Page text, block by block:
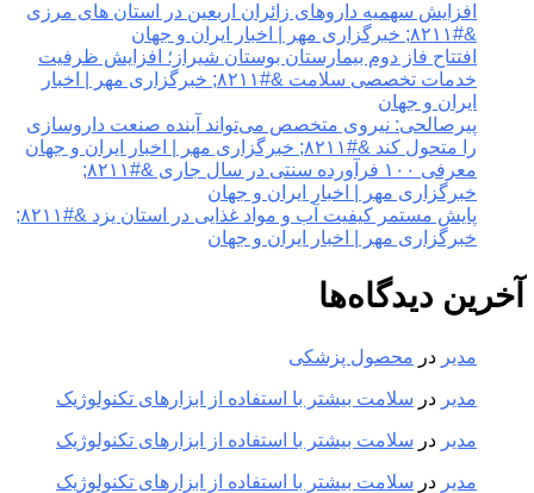
افزایش سهمیه داروهای زائران اربعین در استان های مرزی
&#۸۲۱۱; خبرگزاری مهر | اخبار ایران و جهان
افتتاح فاز دوم بیمارستان بوستان شیراز؛ افزایش ظرفیت
خدمات تخصصی سلامت &#۸۲۱۱; خبرگزاری مهر | اخبار
ایران و جهان
پیرصالحی: نیروی متخصص می‌تواند آینده صنعت داروسازی
را متحول کند &#۸۲۱۱; خبرگزاری مهر | اخبار ایران و جهان
معرفی ۱۰۰ فرآورده سنتی در سال جاری &#۸۲۱۱;
خبرگزاری مهر | اخبار ایران و جهان
پایش مستمر کیفیت آب و مواد غذایی در استان یزد &#۸۲۱۱;
خبرگزاری مهر | اخبار ایران و جهان
آخرین دیدگاه‌ها
مدیر در محصول پزشکی
مدیر در سلامت بیشتر با استفاده از ابزارهای تکنولوژیک
مدیر در سلامت بیشتر با استفاده از ابزارهای تکنولوژیک
مدیر در سلامت بیشتر با استفاده از ابزارهای تکنولوژیک